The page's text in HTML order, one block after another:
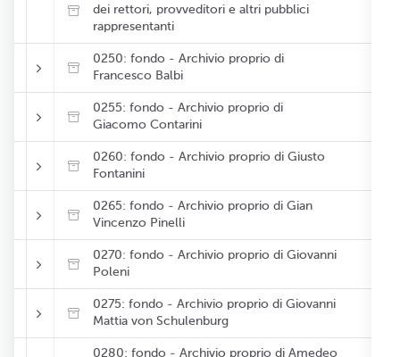
dei rettori, provveditori e altri pubblici
rappresentanti
0250: fondo - Archivio proprio di
Francesco Balbi
0255: fondo - Archivio proprio di
Giacomo Contarini
0260: fondo - Archivio proprio di Giusto
Fontanini
0265: fondo - Archivio proprio di Gian
Vincenzo Pinelli
0270: fondo - Archivio proprio di Giovanni
Poleni
0275: fondo - Archivio proprio di Giovanni
Mattia von Schulenburg
0280: fondo - Archivio proprio di Amedeo